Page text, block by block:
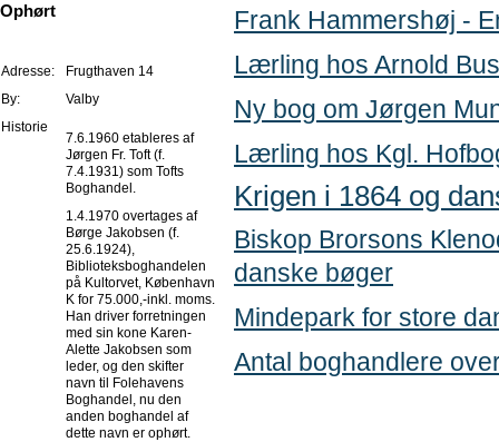
Ophørt
Adresse:
Frugthaven 14
By:
Valby
Historie
7.6.1960 etableres af
Jørgen Fr. Toft (f.
7.4.1931) som Tofts
Boghandel.
1.4.1970 overtages af
Børge Jakobsen (f.
25.6.1924),
Biblioteksboghandelen
på Kultorvet, København
K for 75.000,-inkl. moms.
Han driver forretningen
med sin kone Karen-
Alette Jakobsen som
leder, og den skifter
navn til Folehavens
Boghandel, nu den
anden boghandel af
dette navn er ophørt.
Frank Hammershøj -
Lærling hos Arnold
Ny bog om Jørgen
Lærling hos Kgl.
Krigen i 1864 og
Biskop Brorsons
danske bøger
Mindepark for store
Antal boghandlere